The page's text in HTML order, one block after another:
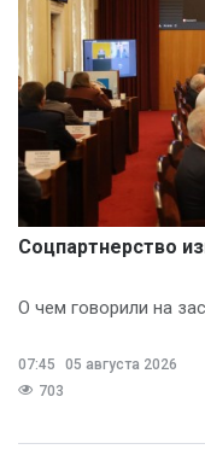
Соцпартнерство
О чем говорили на
07:45
05 августа 2026
703